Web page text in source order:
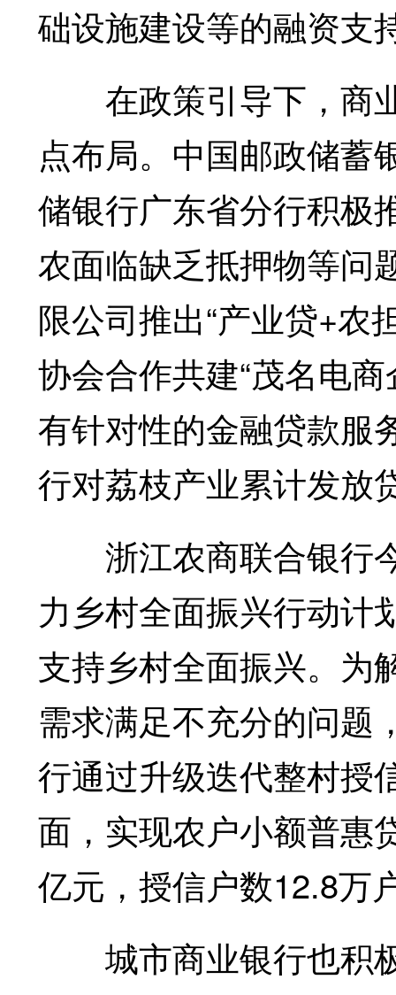
础设施建设等的融资支
在政策引导下，商
点布局。中国邮政储蓄
储银行广东省分行积极
农面临缺乏抵押物等问
限公司推出“产业贷+农
协会合作共建“茂名电
有针对性的金融贷款服
行对荔枝产业累计发放
浙江农商联合银行今
力乡村全面振兴行动计
支持乡村全面振兴。为
需求满足不充分的问题
行通过升级迭代整村授
面，实现农户小额普惠
亿元，授信户数12.8万
城市商业银行也积